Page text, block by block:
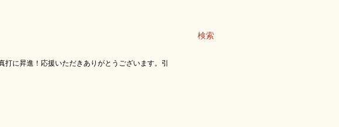
検索
に昇進！応援いただきありがとうございます。引